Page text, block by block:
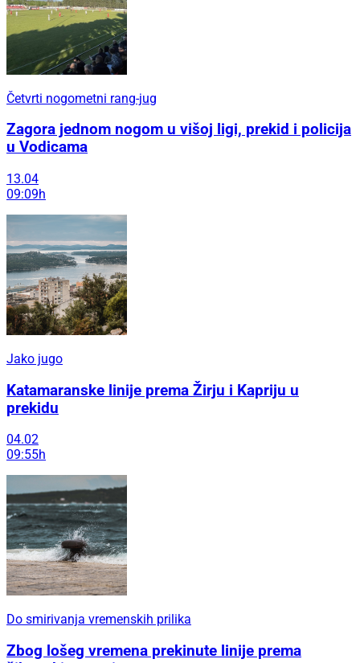
Četvrti nogometni rang-jug
Zagora jednom nogom u višoj ligi, prekid i policija
u Vodicama
13.04
09:09h
Jako jugo
Katamaranske linije prema Žirju i Kapriju u
prekidu
04.02
09:55h
Do smirivanja vremenskih prilika
Zbog lošeg vremena prekinute linije prema